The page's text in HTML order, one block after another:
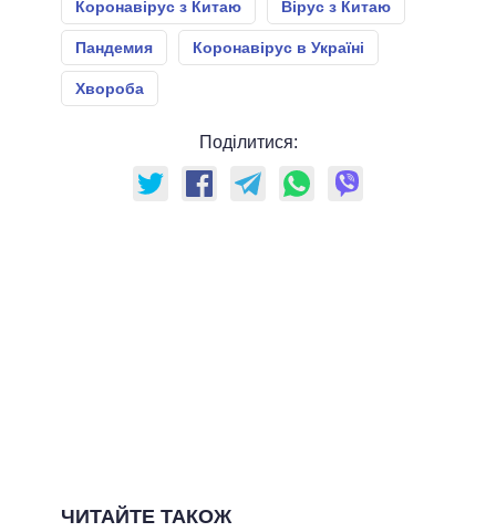
Коронавірус з Китаю Вірус з Китаю
Пандемия Коронавірус в Україні
Хвороба
Поділитися:
ЧИТАЙТЕ ТАКОЖ